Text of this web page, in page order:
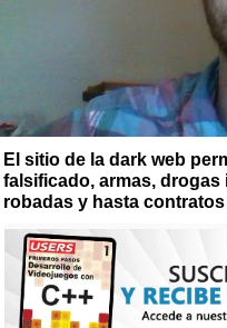
El sitio de la dark web
falsificado, armas,
robadas y hasta